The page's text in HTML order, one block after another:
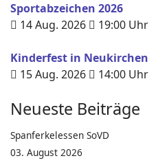
Sportabzeichen 2026
14 Aug. 2026
19:00 Uhr
Kinderfest in Neukirchen
15 Aug. 2026
14:00 Uhr
Neueste Beiträge
Spanferkelessen SoVD
03. August 2026